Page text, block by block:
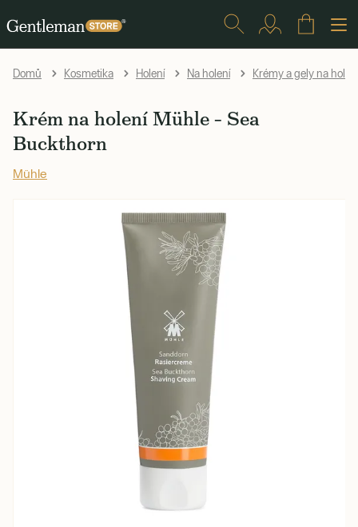
Domů Kosmetika Holení Na holení Krémy a gely na holení
Krém na holení Mühle – Sea
Buckthorn
Mühle